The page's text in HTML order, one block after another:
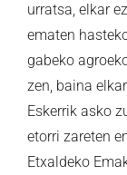
urratsa, elkar
ematen
gabeko
zen, baina
Eskerrik asko
etorri zareten
Etxaldeko